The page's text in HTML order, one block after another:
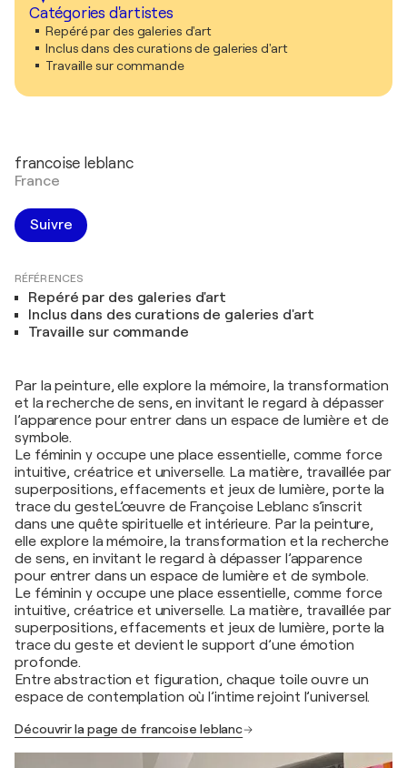
Catégories d'artistes
Repéré par des galeries d'art
Inclus dans des curations de galeries d'art
Travaille sur commande
francoise leblanc
France
Suivre
RÉFÉRENCES
Repéré par des galeries d'art
Inclus dans des curations de galeries d'art
Travaille sur commande
Par la peinture, elle explore la mémoire, la transformation
et la recherche de sens, en invitant le regard à dépasser
l’apparence pour entrer dans un espace de lumière et de
symbole.
Le féminin y occupe une place essentielle, comme force
intuitive, créatrice et universelle. La matière, travaillée par
superpositions, effacements et jeux de lumière, porte la
trace du gesteL’œuvre de Françoise Leblanc s’inscrit
dans une quête spirituelle et intérieure. Par la peinture,
elle explore la mémoire, la transformation et la recherche
de sens, en invitant le regard à dépasser l’apparence
pour entrer dans un espace de lumière et de symbole.
Le féminin y occupe une place essentielle, comme force
intuitive, créatrice et universelle. La matière, travaillée par
superpositions, effacements et jeux de lumière, porte la
trace du geste et devient le support d’une émotion
profonde.
Entre abstraction et figuration, chaque toile ouvre un
espace de contemplation où l’intime rejoint l’universel.
Découvrir la page de francoise leblanc